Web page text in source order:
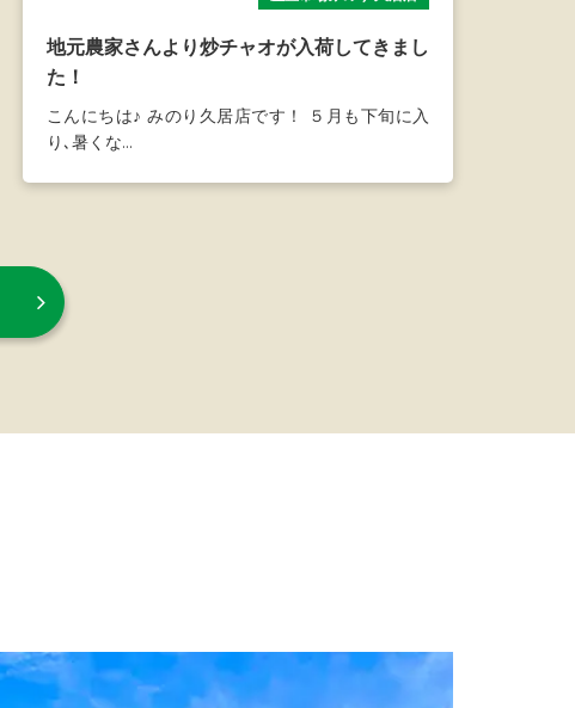
地元農家さんより炒チャオが入荷してきまし
た！
こんにちは♪ みのり久居店です！ ５月も下旬に入
り､暑くな...